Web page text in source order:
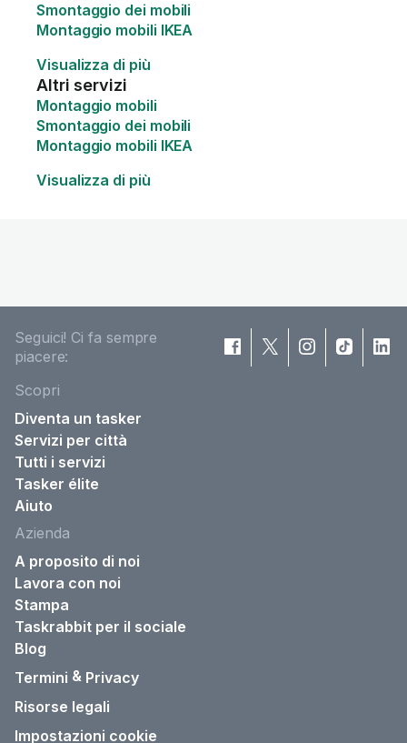
Smontaggio dei mobili
Montaggio mobili IKEA
Visualizza di più
Altri servizi
Montaggio mobili
Smontaggio dei mobili
Montaggio mobili IKEA
Visualizza di più
Seguici! Ci fa sempre
piacere:
Scopri
Diventa un tasker
Servizi per città
Tutti i servizi
Tasker élite
Aiuto
Azienda
A proposito di noi
Lavora con noi
Stampa
Taskrabbit per il sociale
Blog
Termini & Privacy
Risorse legali
Impostazioni cookie